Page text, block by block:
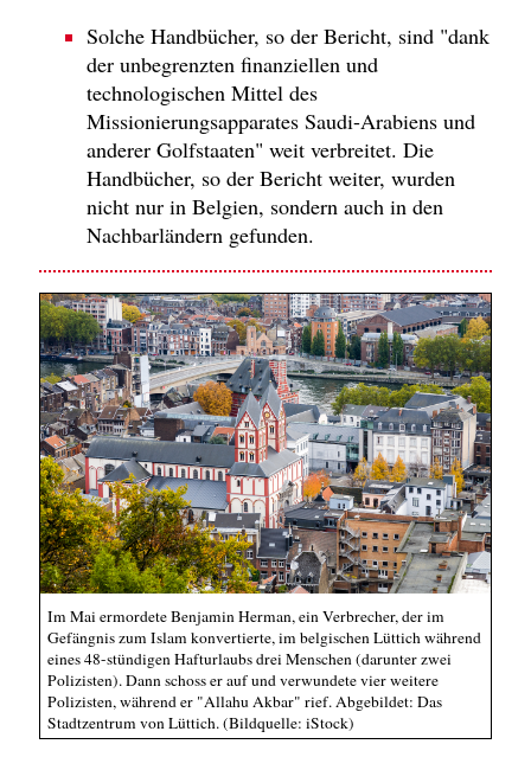
Solche Handbücher, so der Bericht, sind "dank
der unbegrenzten finanziellen und
technologischen Mittel des
Missionierungsapparates Saudi-Arabiens und
anderer Golfstaaten" weit verbreitet. Die
Handbücher, so der Bericht weiter, wurden
nicht nur in Belgien, sondern auch in den
Nachbarländern gefunden.
Im Mai ermordete Benjamin Herman, ein Verbrecher, der im
Gefängnis zum Islam konvertierte, im belgischen Lüttich während
eines 48-stündigen Hafturlaubs drei Menschen (darunter zwei
Polizisten). Dann schoss er auf und verwundete vier weitere
Polizisten, während er "Allahu Akbar" rief. Abgebildet: Das
Stadtzentrum von Lüttich. (Bildquelle: iStock)